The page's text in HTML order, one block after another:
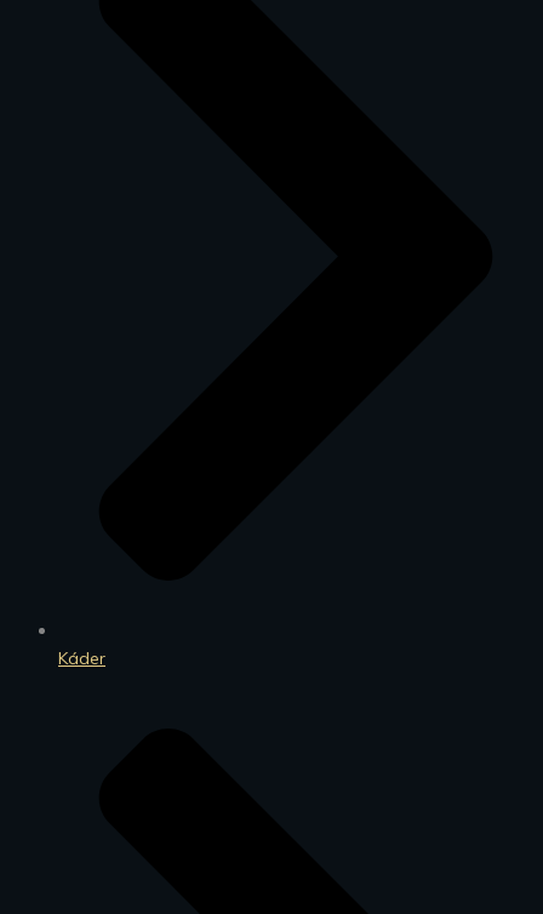
Káder